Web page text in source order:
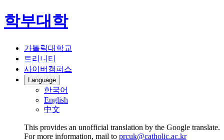
학부대학
가톨릭대학교
트리니티
사이버캠퍼스
Language
한국어
English
中文
This provides an unofficial translation by the Google translate.
For more information, mail to prcuk@catholic.ac.kr